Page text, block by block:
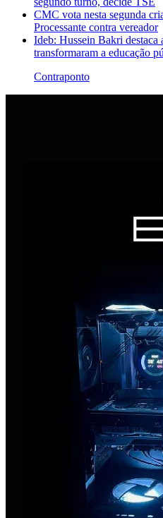
CMC vota nesta segunda
Processante contra vereador
Ideb: Hussein Bakri destaca
transformaram a educação
Contraponto